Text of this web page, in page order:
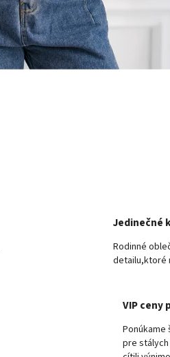
Jedinečné
Rodinné
detailu,ktoré
VIP ceny
Ponúkame
pre stálych